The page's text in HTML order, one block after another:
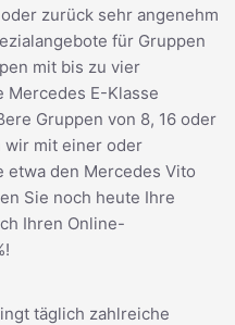
zurück sehr angenehm
für Gruppen
mit bis zu vier
E-Klasse
Gruppen von 8, 16 oder
wir mit einer oder
etwa den Mercedes Vito
Sie noch heute Ihre
Ihren Online-
täglich zahlreiche